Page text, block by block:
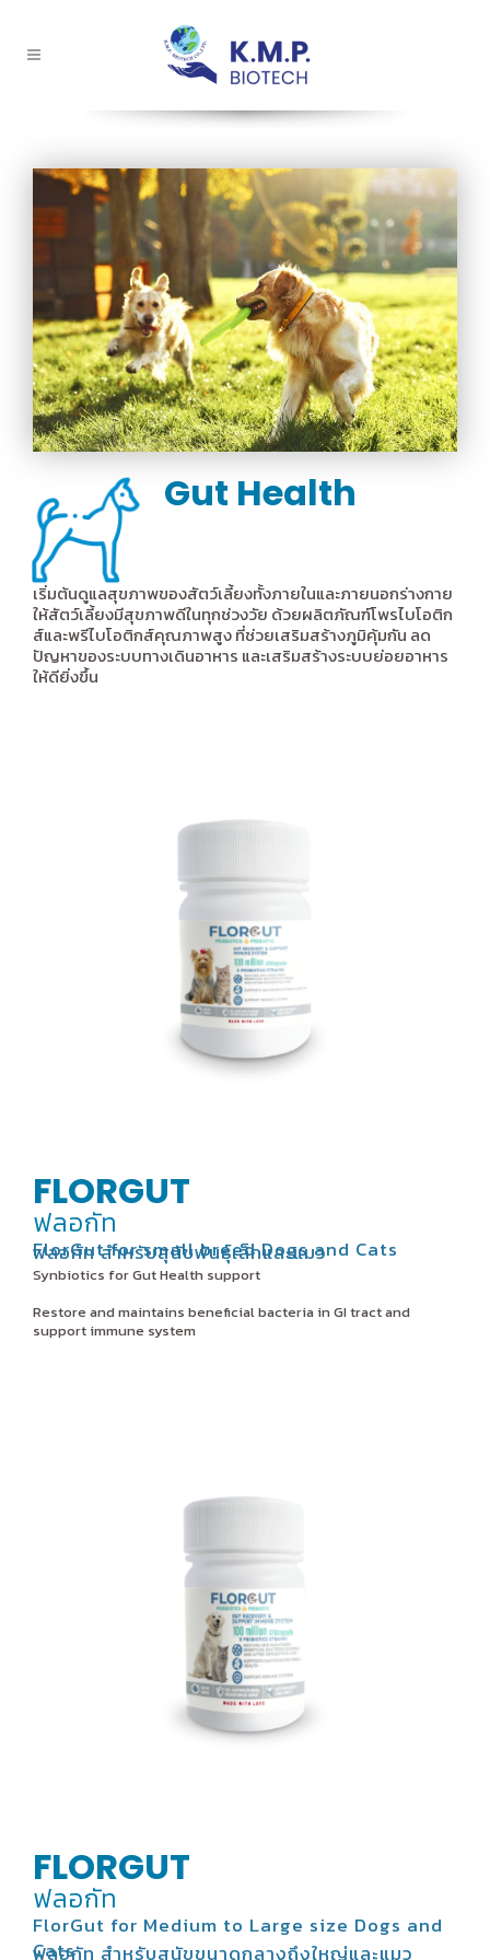
Gut Health
เริ่มต้นดูแลสุขภาพของสัตว์เลี้ยงทั้งภายในและภายนอกร่างกาย
ให้สัตว์เลี้ยงมีสุขภาพดีในทุกช่วงวัย ด้วยผลิตภัณฑ์โพรไบโอติก
ส์และพรีไบโอติกส์คุณภาพสูง ที่ช่วยเสริมสร้างภูมิคุ้มกัน ลด
ปัญหาของระบบทางเดินอาหาร และเสริมสร้างระบบย่อยอาหาร
ให้ดียิ่งขึ้น
FLORGUT
ฟลอกัท
FlorGut for small breed Dogs and Cats
ฟลอกัท สำหรับสุนัขพันธุ์เล็กและแมว
Synbiotics for Gut Health support
Restore and maintains beneficial bacteria in GI tract and
support immune system
FLORGUT
ฟลอกัท
FlorGut for Medium to Large size Dogs and
Cats
ฟลอกัท สำหรับสุนัขขนาดกลางถึงใหญ่และแมว